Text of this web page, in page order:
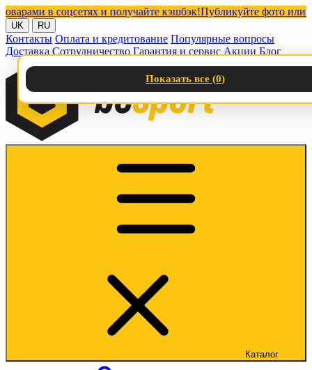
в соцсетях и получайте кэшбэк!Публикуйте фото или
UK RU
Контакты Оплата и кредитование Популярные вопросы
Доставка Сотрудничество Гарантия и сервис Акции Блог
Каталог
Показать все (0)